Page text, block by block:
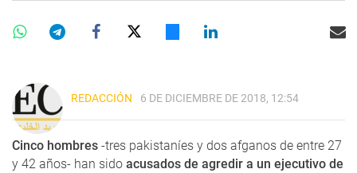
REDACCIÓN 6 DE DICIEMBRE DE 2018, 12:54
Cinco hombres -tres pakistaníes y dos afganos de entre 27
y 42 años- han sido acusados de agredir a un ejecutivo de